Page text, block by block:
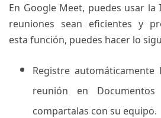
En Google Meet, puedes usar la
reuniones sean eficientes y
esta función, puedes hacer lo
Registre
reunión en
compartalas con su equipo.